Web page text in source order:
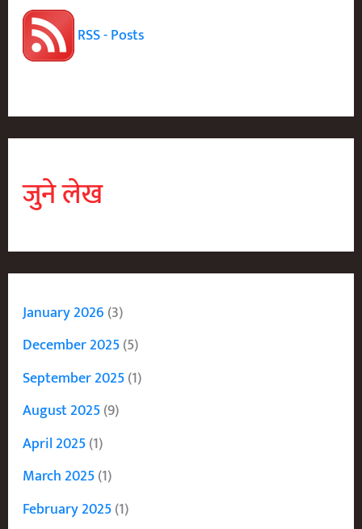
RSS - Posts
जुने लेख
January 2026 (3)
December 2025(5)
September 2025(1)
August 2025(9)
April 2025(1)
March 2025(1)
February 2025(1)